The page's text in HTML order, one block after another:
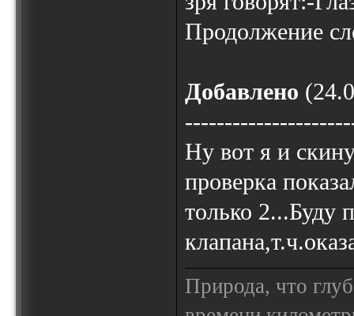
Продолжение
Добавлено
Ну вот я и
проверка
только 2...Буду
Природа, что